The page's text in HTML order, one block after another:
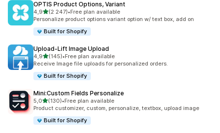
OPTIS Product Options, Variant
4,9av 5 stjerner
(2 247)
Totalt 2247 omtaler
•Free plan available
Personalize product options variant option w/ text box, add on
Built for Shopify
Upload‑Lift Image Upload
4,9av 5 stjerner
(145)
Totalt 145 omtaler
•Free plan available
Receive Image file uploads for personalized orders.
Built for Shopify
Mini:Custom Fields Personalize
5,0av 5 stjerner
(130)
Totalt 130 omtaler
•Free plan available
Product customizer, custom, personalize, textbox, upload image
Built for Shopify